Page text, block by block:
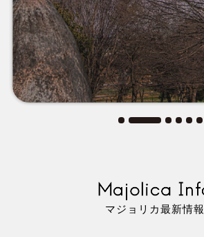
心が震えるように
美しい風景が
最上の喜びに
波動を受け取って、
私たちと冒険を
始めましょう
マジョリカ最新情報